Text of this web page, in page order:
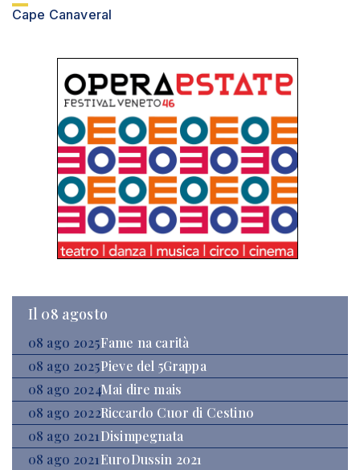
Cape Canaveral
Il 08 agosto
08 ago 2025Fame na carità
08 ago 2025Pieve del 5Grappa
08 ago 2024Mai dire mais
08 ago 2022Riccardo Cuor di Cestino
08 ago 2021Disimpegnata
08 ago 2021EuroDussin 2021